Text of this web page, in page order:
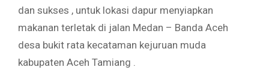
dan sukses , untuk lokasi dapur menyiapkan
makanan terletak di jalan Medan – Banda Aceh
desa bukit rata kecataman kejuruan muda
kabupaten Aceh Tamiang .